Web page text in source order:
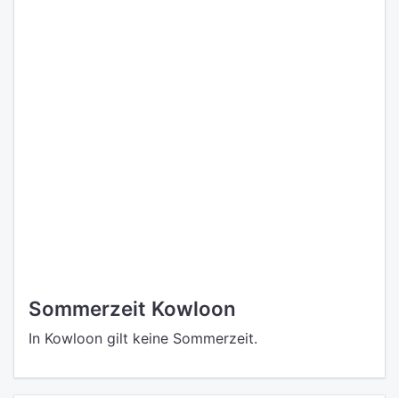
Sommerzeit Kowloon
In Kowloon gilt keine Sommerzeit.